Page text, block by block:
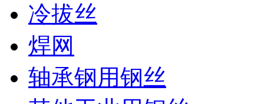
冷拔丝
焊网
轴承钢用钢丝